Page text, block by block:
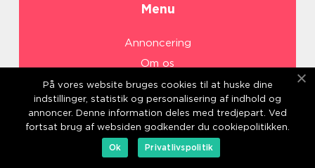
Menu
Annoncering
Om os
Cookies
Kontakt os
Sitemap
På vores website bruges cookies til at huske dine
indstillinger, statistik og personalisering af indhold og
annoncer. Denne information deles med tredjepart. Ved
fortsat brug af websiden godkender du cookiepolitikken.
Ok
Privatlivspolitik